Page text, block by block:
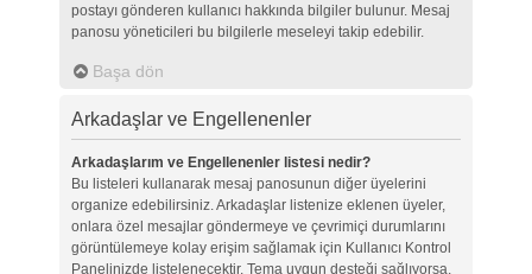
postayı gönderen kullanıcı hakkında bilgiler bulunur. Mesaj
panosu yöneticileri bu bilgilerle meseleyi takip edebilir.
Başa dön
Arkadaşlar ve Engellenenler
Arkadaşlarım ve Engellenenler listesi nedir?
Bu listeleri kullanarak mesaj panosunun diğer üyelerini
organize edebilirsiniz. Arkadaşlar listenize eklenen üyeler,
onlara özel mesajlar göndermeye ve çevrimiçi durumlarını
görüntülemeye kolay erişim sağlamak için Kullanıcı Kontrol
Panelinizde listelenecektir. Tema uygun desteği sağlıyorsa,